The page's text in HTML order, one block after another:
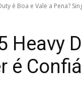
é Boa e Vale a Pena?
Heavy
é